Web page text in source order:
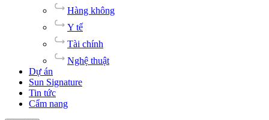
Hàng không
Y tế
Tài chính
Nghệ thuật
Dự án
Sun Signature
Tin tức
Cẩm nang